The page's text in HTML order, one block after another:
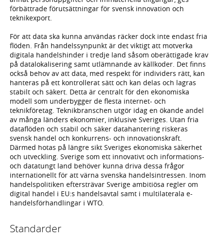
förbättrade förutsättningar för svensk innovation och
teknikexport.
För att data ska kunna användas räcker dock inte endast fria
flöden. Från handelssynpunkt är det viktigt att motverka
digitala handelshinder i tredje land såsom oberättigade krav
på datalokalisering samt utlämnande av källkoder. Det finns
också behov av att data, med respekt för individers rätt, kan
hanteras på ett kontrollerat sätt och kan delas och lagras
stabilt och säkert. Detta är centralt för den ekonomiska
modell som underbygger de flesta internet- och
teknikföretag. Teknikbranschen utgör idag en ökande andel
av många länders ekonomier, inklusive Sveriges. Utan fria
dataflöden och stabil och säker datahantering riskeras
svensk handel och konkurrens- och innovationskraft.
Därmed hotas på längre sikt Sveriges ekonomiska säkerhet
och utveckling. Sverige som ett innovativt och informations-
och datatungt land behöver kunna driva dessa frågor
internationellt för att värna svenska handelsintressen. Inom
handelspolitiken eftersträvar Sverige ambitiösa regler om
digital handel i EU:s handelsavtal samt i multilaterala e-
handelsförhandlingar i WTO.
Standarder